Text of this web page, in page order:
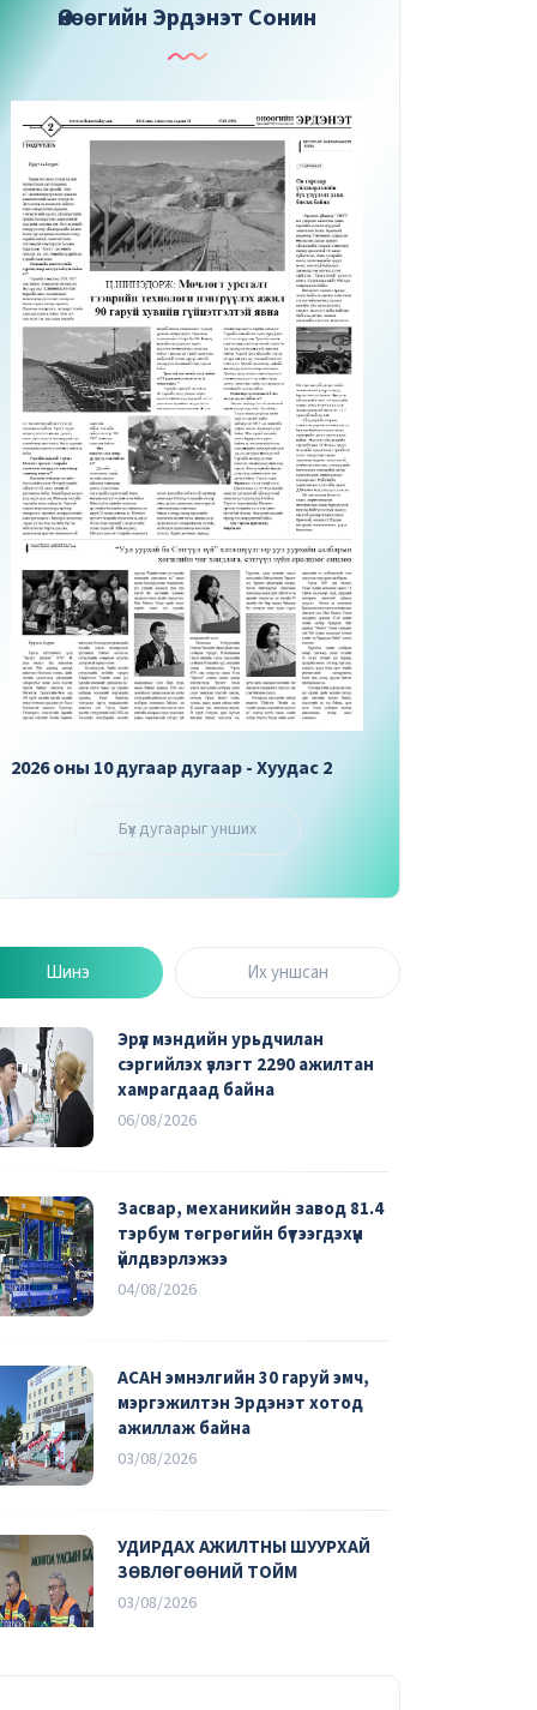
Өнөөгийн Эрдэнэт Сонин
2026 оны 10 дугаар дугаар - Хуудас 2
Бүх дугаарыг унших
Шинэ Их уншсан
Эрүүл мэндийн урьдчилан
сэргийлэх үзлэгт 2290 ажилтан
хамрагдаад байна
06/08/2026
Засвар, механикийн завод 81.4
тэрбум төгрөгийн бүтээгдэхүүн
үйлдвэрлэжээ
04/08/2026
АСАН эмнэлгийн 30 гаруй эмч,
мэргэжилтэн Эрдэнэт хотод
ажиллаж байна
03/08/2026
УДИРДАХ АЖИЛТНЫ ШУУРХАЙ
ЗӨВЛӨГӨӨНИЙ ТОЙМ
03/08/2026